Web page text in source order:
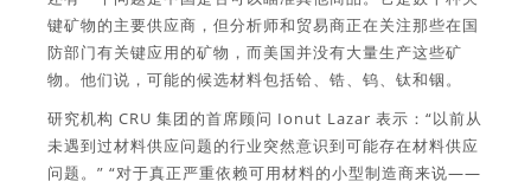
键矿物的主要供应商，但分析师和贸易商正在关注那些在国
防部门有关键应用的矿物，而美国并没有大量生产这些矿
物。他们说，可能的候选材料包括铪、锆、钨、钛和铟。
研究机构 CRU 集团的首席顾问 Ionut Lazar 表示：“以前从
未遇到过材料供应问题的行业突然意识到可能存在材料供应
问题。” “对于真正严重依赖可用材料的小型制造商来说——